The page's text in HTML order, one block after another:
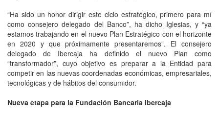
“Ha sido un honor dirigir este ciclo estratégico, primero para mí
como consejero delegado del Banco”, ha dicho Iglesias, y “ya
estamos trabajando en el nuevo Plan Estratégico con el horizonte
en 2020 y que próximamente presentaremos”. El consejero
delegado de Ibercaja ha definido el nuevo Plan como
“transformador”, cuyo objetivo es preparar a la Entidad para
competir en las nuevas coordenadas económicas, empresariales,
tecnológicas y de hábitos del consumidor.
Nueva etapa para la Fundación Bancaria Ibercaja